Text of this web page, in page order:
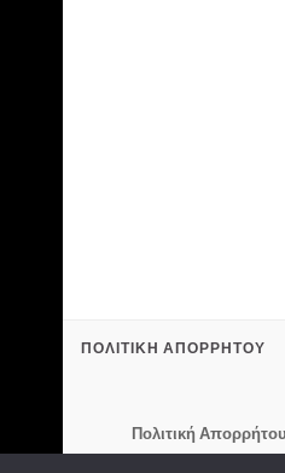
ΠΟΛΙΤΙΚΉ ΑΠΟΡΡΉΤΟΥ
Πολιτική